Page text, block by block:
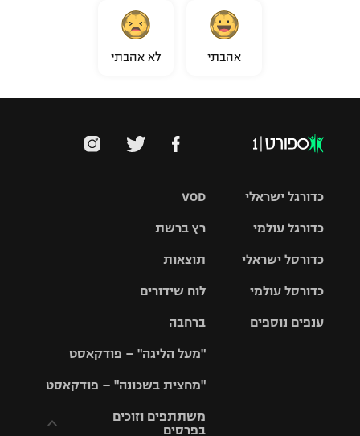
אהבתי לא אהבתי
VOD
רץ ברשת
תוצאות
לוח שידורים
ברחבה
"מעל הליגה" – פודקאסט
"מחצית בשכונה" – פודקאסט
משתתפים וזוכים
בפרסים
כדורגל ישראלי
גביע הטוטו
כדורגל עולמי
האלופות
ליגה
כדורסל ישראלי
סל
כדורסל עולמי
ענפים נוספים